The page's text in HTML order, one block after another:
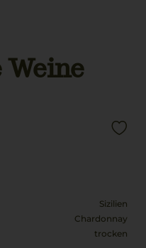
Sizilien
Chardonnay
trocken